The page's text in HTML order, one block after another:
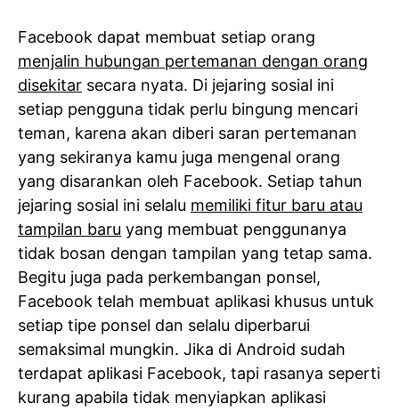
Facebook dapat membuat setiap orang
menjalin hubungan pertemanan dengan orang
disekitar secara nyata. Di jejaring sosial ini
setiap pengguna tidak perlu bingung mencari
teman, karena akan diberi saran pertemanan
yang sekiranya kamu juga mengenal orang
yang disarankan oleh Facebook. Setiap tahun
jejaring sosial ini selalu memiliki fitur baru atau
tampilan baru yang membuat penggunanya
tidak bosan dengan tampilan yang tetap sama.
Begitu juga pada perkembangan ponsel,
Facebook telah membuat aplikasi khusus untuk
setiap tipe ponsel dan selalu diperbarui
semaksimal mungkin. Jika di Android sudah
terdapat aplikasi Facebook, tapi rasanya seperti
kurang apabila tidak menyiapkan aplikasi